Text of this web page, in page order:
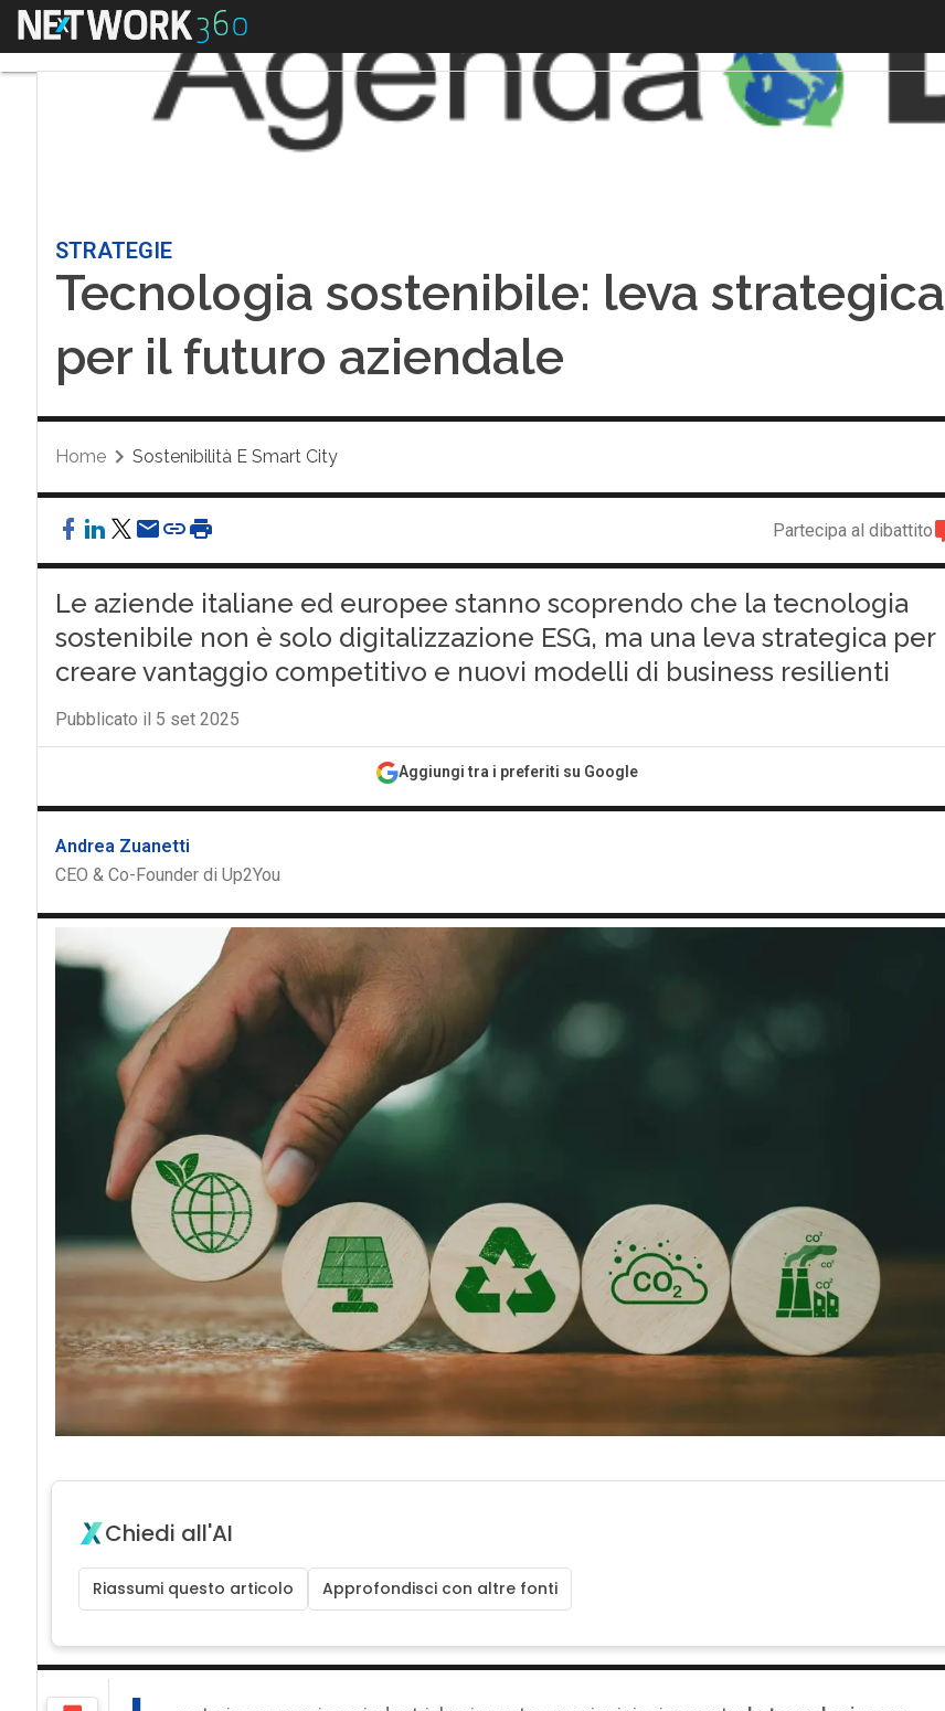
Menu
STRATEGIE
Tecnologia sostenibile: leva strategica
per il futuro aziendale
Home Sostenibilità E Smart City
Partecipa al dibattito
Le aziende italiane ed europee stanno scoprendo che la tecnologia
sostenibile non è solo digitalizzazione ESG, ma una leva strategica per
creare vantaggio competitivo e nuovi modelli di business resilienti
Pubblicato il 5 set 2025
Aggiungi tra i preferiti su Google
Andrea Zuanetti
CEO & Co-Founder di Up2You
Chiedi all'AI
Riassumi questo articolo Approfondisci con altre fonti